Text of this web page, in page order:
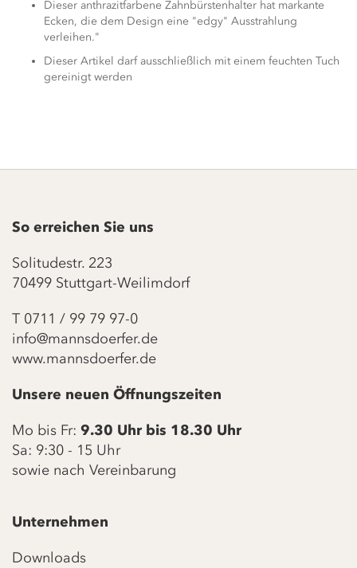
Dieser anthrazitfarbene Zahnbürstenhalter hat markante
Ecken, die dem Design eine "edgy" Ausstrahlung
verleihen."
Dieser Artikel darf ausschließlich mit einem feuchten Tuch
gereinigt werden
So erreichen Sie uns
Solitudestr. 223
70499 Stuttgart-Weilimdorf
T 0711 / 99 79 97-0
info@mannsdoerfer.de
www.mannsdoerfer.de
Unsere neuen Öffnungszeiten
Mo bis Fr: 9.30 Uhr bis 18.30 Uhr
Sa: 9:30 - 15 Uhr
sowie nach Vereinbarung
Unternehmen
Downloads